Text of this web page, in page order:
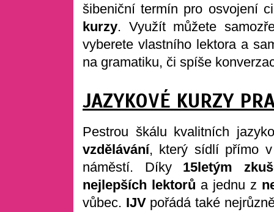
šibeniční termín pro osvojení
kurzy. Využít můžete
vyberete vlastního lektora a
na gramatiku, či spíše
JAZYKOVÉ KURZY
Pestrou škálu kvalitních
vzdělávání, který sídlí přímo v
náměstí. Díky 15letým
nejlepších lektorů a jednu z
vůbec. IJVpořádá také